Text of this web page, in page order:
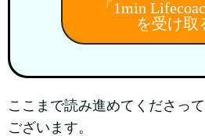
「1min
を受け取
ここまで読み進めてくださっ
ございます。